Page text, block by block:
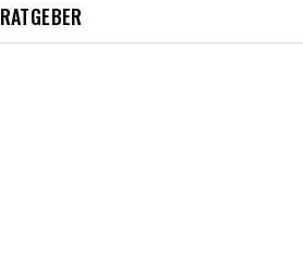
RATGEBER